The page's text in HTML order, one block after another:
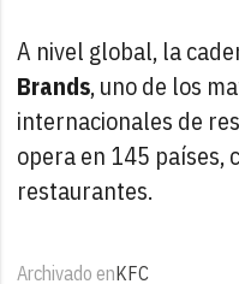
A nivel global, la
Brands, uno de los
internacionales de
opera en 145 países,
restaurantes.
Archivado enKFC